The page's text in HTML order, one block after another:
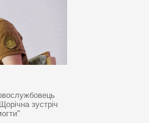
зустріч